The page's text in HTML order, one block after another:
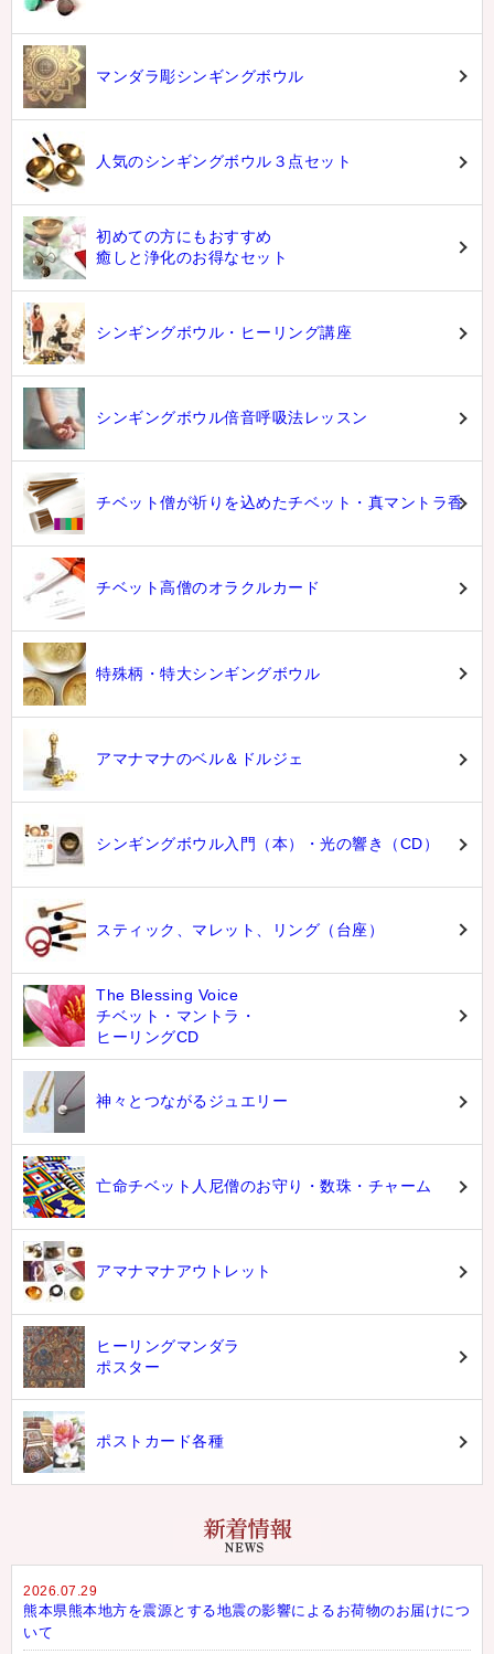
マンダラ彫シンギングボウル
人気のシンギングボウル３点セット
初めての方にもおすすめ
癒しと浄化のお得なセット
シンギングボウル・ヒーリング講座
シンギングボウル倍音呼吸法レッスン
チベット僧が祈りを込めたチベット・真マントラ香
チベット高僧のオラクルカード
特殊柄・特大シンギングボウル
アマナマナのベル＆ドルジェ
シンギングボウル入門（本）・光の響き（CD）
スティック、マレット、リング（台座）
The Blessing Voice
チベット・マントラ・
ヒーリングCD
神々とつながるジュエリー
亡命チベット人尼僧のお守り・数珠・チャーム
アマナマナアウトレット
ヒーリングマンダラ
ポスター
ポストカード各種
2026.07.29
熊本県熊本地方を震源とする地震の影響によるお荷物のお届けにつ
いて